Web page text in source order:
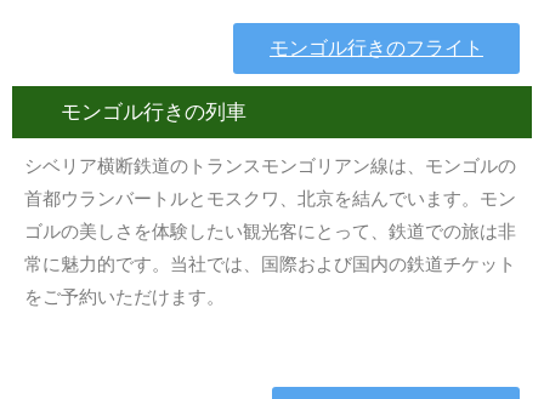
モンゴル行きのフライト
モンゴル行きの列車
シベリア横断鉄道のトランスモンゴリアン線は、モンゴルの
首都ウランバートルとモスクワ、北京を結んでいます。モン
ゴルの美しさを体験したい観光客にとって、鉄道での旅は非
常に魅力的です。当社では、国際および国内の鉄道チケット
をご予約いただけます。